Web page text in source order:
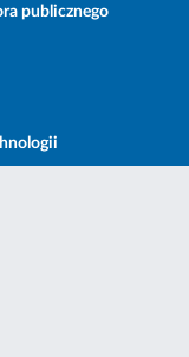
publicznego